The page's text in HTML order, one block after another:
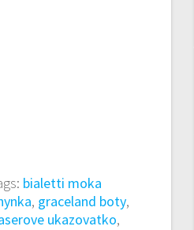
bialetti moka
, graceland boty,
ukazovatko,